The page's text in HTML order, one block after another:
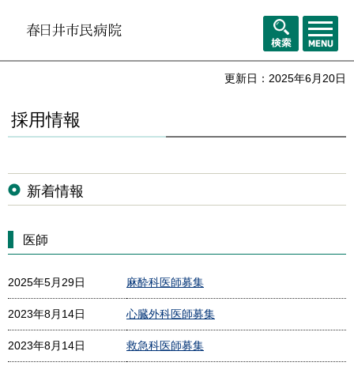
検索
メニュ
ー
更新日：2025年6月20日
採用情報
新着情報
医師
2025年5月29日 麻酔科医師募集
2023年8月14日 心臓外科医師募集
2023年8月14日 救急科医師募集